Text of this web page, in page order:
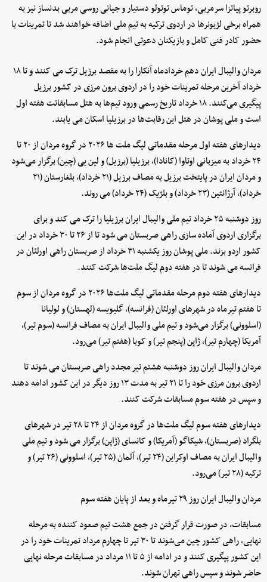
روبرتو پیاتزا سرمربی، توماس توتولو دستیار و جیانی روسی مربی بدنساز نیز به
همراه برخی لژیونرها در اردوی ترکیه به تیم ملی اضافه خواهند شد تا تمرینات با
حضور کادر فنی کامل و بازیکنان دعوتی انجام شود.
مردان والیبال ایران دهم خردادماه آنکارا را به مقصد برزیل ترک می کنند و تا ۱۸
خرداد آخرین مرحله تمرینات خود را در اردوی برون مرزی در کشور برزیل
پیگیری می‌کنند. ۱۸ خرداد تاریخ رسمی ورود تیم‌ها به هتل مسابقاتت هفته اول
است و ملی پوشان در هتل این رقابت‌ها در برزیلیا اسکان می یابند.
دیدارهای هفته اول مرحله مقدماتی لیگ ملت ها ۲۰۲۶ در گروه مردان از ۲۰ تا
۲۴ خرداد به میزبانی اوتاوا (کانادا)، برزیلیا (برزیل) و لین یی (چین) برگزار می‌شود
و مردان ایران در پایتخت برزیل به مصاف برزیل (۲۱ خرداد)، بلغارستان (۲۱
خرداد)، آرژانتین (۲۳ خرداد) و بلژیک (۲۴ خرداد) می روند.
روز دوشنبه ۲۵ خرداد تیم ملی والیبال ایران برزیلیا را ترک می کند و برای
برگزاری اردوی آماده سازی راهی صربستان می شود تا از ۲۶ تا ۳۰ خرداد در این
کشور اردو بزند. ملی پوشان روز یکشنبه ۳۱ خرداد از صربستان راهی اورلئان در
فرانسه می شوند تا در هفته دوم لیگ ملت‌ها شرکت کنند.
دیدارهای هفته دوم مرحله مقدماتی لیگ ملت‌ها ۲۰۲۶ در گروه مردان از سوم
تا هفتم تیرماه در شهرهای اورلئان (فرانسه)، گلیویسه (لهستان) و لولیانا
(اسلوونی) برگزار می‌شود و تیم ملی والیبال ایران به مصاف فرانسه (سوم تیر)،
آمریکا (چهارم تیر)، ژاپن (پنجم تیر) و کوبا (هفتم تیر) می‌رود.
مردان والیبال ایران روز دوشنبه هشتم تیر مجدد راهی صربستان می شوند تا
اردوی برون مرزی خود را تا ۲۱ تیر به مدت ۱۳ روز دیگر در این کشور ادامه دهند
و سپس در هفته سوم مسابقات شرکت کنند.
دیدارهای هفته سوم لیگ ملت‌ها در گروه مردان از ۲۴ تا ۲۸ تیر در شهرهای
بلگراد (صربستان)، شیکاگو (آمریکا) و کانسای (ژاپن) برگزار می شود و تیم ملی
والیبال ایران به مصاف اوکراین (۲۴ تیر)، آلمان (۲۵ تیر)، اسلوونی (۲۶ تیر) و
ترکیه (۲۸ تیر) می‌رود.
مردان والیبال ایران روز ۲۹ تیرماه و بعد از پایان هفته سوم
مسابقات، در صورت قرار گرفتن در جمع هشت تیم صعود کننده به مرحله
نهایی، راهی کشور چین می‌شوند تا ۳۰ تیر تا چهارم مرداد تمرینات خود را در
این کشور پیگیری کنند و در ادامه از ۵ تا ۱۱ مرداد در مسابقات مرحله نهایی
حاضر شوند و سپس راهی تهران شوند.